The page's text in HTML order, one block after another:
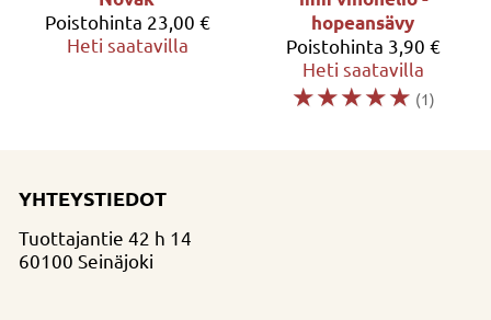
Poistohinta 23,00 €
Heti saatavilla
hopeansävy
Poistohinta 3,90 €
Heti saatavilla
☆☆☆☆☆ (1)
YHTEYSTIEDOT
Tuottajantie 42 h 14
60100 Seinäjoki